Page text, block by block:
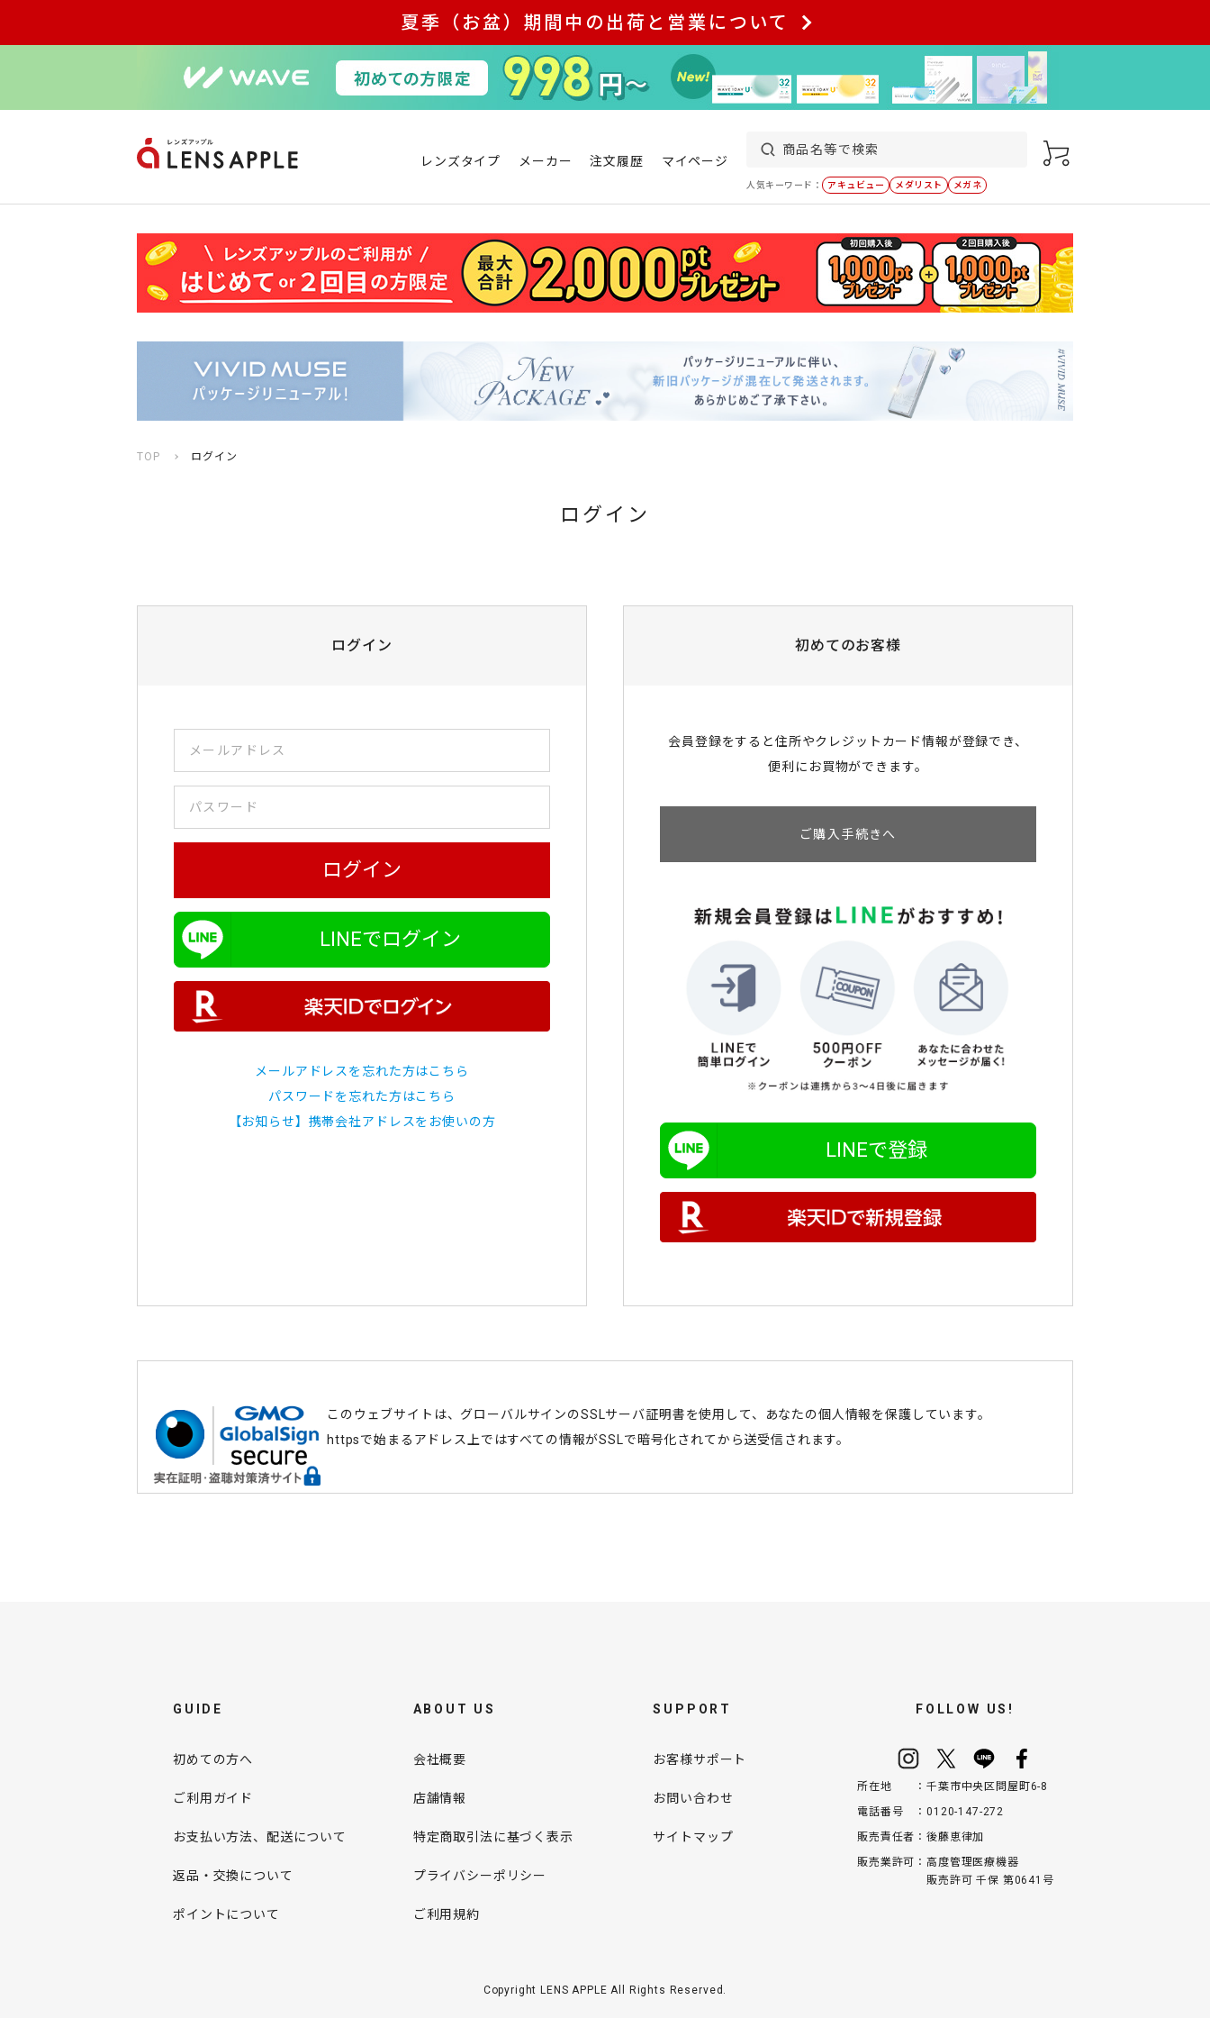
夏季（お盆）期間中の出荷と営業について
レンズタイプ メーカー 注文履歴 マイページ
人気キーワード： アキュビュー メダリスト メガネ
TOP ログイン
ログイン
ログイン
ログイン
LINEでログイン
メールアドレスを忘れた方はこちら
パスワードを忘れた方はこちら
【お知らせ】携帯会社アドレスをお使いの方
初めてのお客様
会員登録をすると住所やクレジットカード情報が登録でき、
便利にお買物ができます。
ご購入手続きへ
LINEで登録
このウェブサイトは、グローバルサインのSSLサーバ証明書を使用して、あなたの個人情報を保護しています。
httpsで始まるアドレス上ではすべての情報がSSLで暗号化されてから送受信されます。
GUIDE
初めての方へ
ご利用ガイド
お支払い方法、配送について
返品・交換について
ポイントについて
ABOUT US
会社概要
店舗情報
特定商取引法に基づく表示
プライバシーポリシー
ご利用規約
SUPPORT
お客様サポート
お問い合わせ
サイトマップ
FOLLOW US!
所在地
千葉市中央区問屋町6-8
電話番号
0120-147-272
販売責任者
後藤恵律加
販売業許可
高度管理医療機器
販売許可 千保 第0641号
Copyright LENS APPLE All Rights Reserved.